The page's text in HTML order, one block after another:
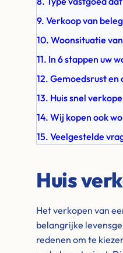
9. Verkoop van
10. Woonsituatie
11. In 6 stappen uw
12. Gemoedsrust
13. Huis snel
14. Wij kopen ook
15. Veelgestelde
Huis
Het verkopen van
belangrijke
redenen om te